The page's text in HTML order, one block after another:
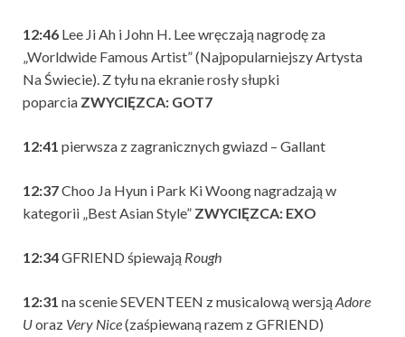
12:46 Lee Ji Ah i John H. Lee wręczają nagrodę za
„Worldwide Famous Artist” (Najpopularniejszy Artysta
Na Świecie). Z tyłu na ekranie rosły słupki
poparcia ZWYCIĘZCA: GOT7
12:41 pierwsza z zagranicznych gwiazd – Gallant
12:37Choo Ja Hyun i Park Ki Woong nagradzają w
kategorii „Best Asian Style” ZWYCIĘZCA: EXO
12:34GFRIEND śpiewają Rough
12:31 na scenie SEVENTEEN z musicalową wersjąAdore
Uoraz Very Nice(zaśpiewaną razem z GFRIEND)